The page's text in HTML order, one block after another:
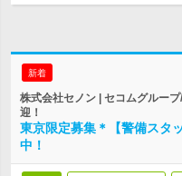
新着
株式会社セノン | セコムグルー
迎！
東京限定募集＊【警備スタ
中！